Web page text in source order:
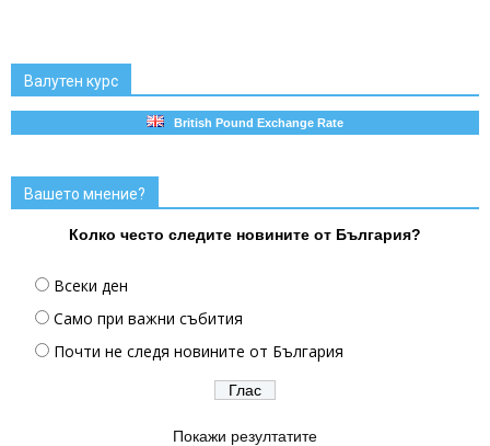
Валутен курс
British Pound Exchange Rate
Вашето мнение?
Колко често следите новините от България?
Всеки ден
Само при важни събития
Почти не следя новините от България
Покажи резултатите